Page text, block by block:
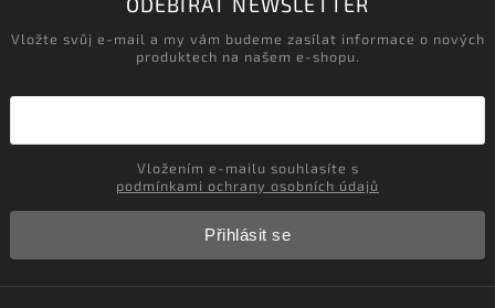
Vložte svůj e-mail a my vám budeme zasílat informace o nových
produktech na našem e-shopu.
podmínkami ochrany osobních údajů
Přihlásit se